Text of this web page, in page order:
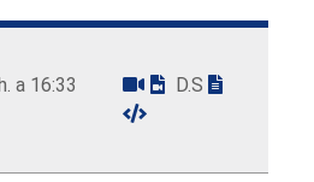
a 16:33
D.S